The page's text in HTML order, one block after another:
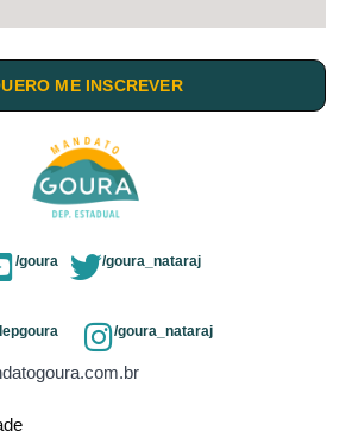
ME INSCREVER
/goura /goura_nataraj
/goura_nataraj